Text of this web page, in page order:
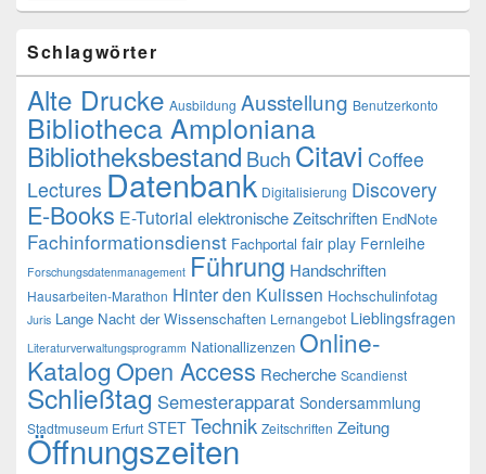
Schlagwörter
Alte Drucke Ausbildung Ausstellung Benutzerkonto
Bibliotheca Amploniana
Bibliotheksbestand Buch Citavi Coffee
Lectures Datenbank Digitalisierung Discovery
E-Books E-Tutorial elektronische Zeitschriften EndNote
Fachinformationsdienst Fachportal fair play Fernleihe
Forschungsdatenmanagement Führung Handschriften
Hausarbeiten-Marathon Hinter den Kulissen Hochschulinfotag
Juris Lange Nacht der Wissenschaften Lernangebot Lieblingsfragen
Literaturverwaltungsprogramm Nationallizenzen Online-
KatalogOpen Access Recherche Scandienst
Schließtag Semesterapparat Sondersammlung
Stadtmuseum Erfurt STET Technik Zeitschriften Zeitung
Öffnungszeiten